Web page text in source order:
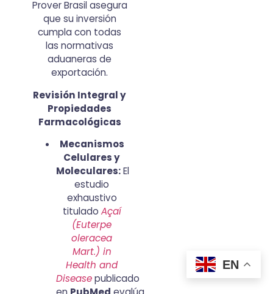
Prover Brasil asegura
que su inversión
cumpla con todas
las normativas
aduaneras de
exportación.
Revisión Integral y
Propiedades
Farmacológicas
Mecanismos
Celulares y
Moleculares:El
estudio
exhaustivo
titulado Açaí
(Euterpe
oleracea
Mart.) in
Health and
Diseasepublicado
EN